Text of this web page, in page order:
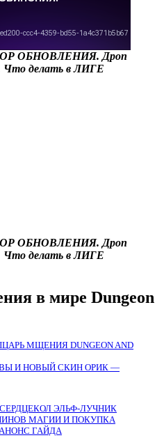
ОБНОВЛЕНИЯ. Дроп
Что делать в ЛИГЕ
ОБНОВЛЕНИЯ. Дроп
Что делать в ЛИГЕ
в мире Dungeon
И НОВЫЙ СКИН ОРИК —
МАГИИ И ПОКУПКА
ГАЙДА